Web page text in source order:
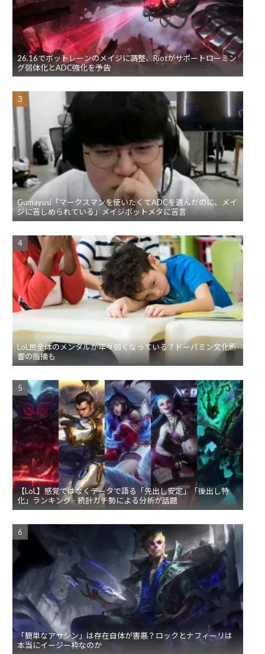
26.16でボットレーンのメイジに調整、Riotがサポートローミン
グ弱体化とADC強化を予告
Gumayusi「マークスマンを使いたくてADCを選んだのに、メイ
ジに苦しめられている」メイジボットメタに苦言
LoL民全体のメンタルが年々弱くなっている？ドーパミン文化影
響の指摘も
【LoL】感覚ではなくデータで語る「先出し安定」「後出し特
化」ランキング - 統計ガチ勢による分析が話題
「簡単なアサシン」は存在自体が害悪？ロックとナフィーリは
本当にイージー枠なのか